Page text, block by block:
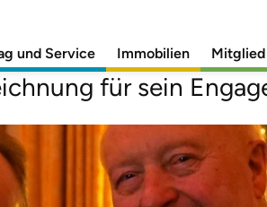
und Service Immobilien
für sein